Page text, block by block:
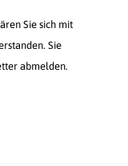
Sie sich mit
Sie
abmelden.